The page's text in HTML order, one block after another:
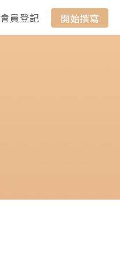
會員登記 開始撰寫